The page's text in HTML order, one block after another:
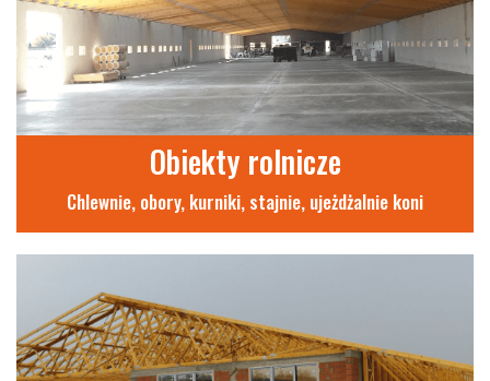
Obiekty rolnicze
Chlewnie, obory, kurniki, stajnie, ujeżdżalnie koni